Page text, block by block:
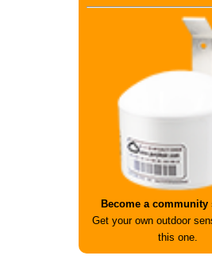
Become a community
Get your own outdoor
this one.